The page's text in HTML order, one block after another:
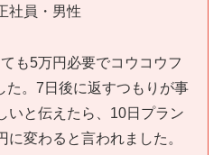
社員・男性
も5万円必要でコウコウフ
た。7日後に返すつもりが事
いと伝えたら、10日プラン
変わると言われました。